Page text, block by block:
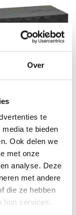
Over
te
te bieden
Ook delen we
met onze
analyse. Deze
met andere
die ze hebben
hun services.
cm eiken